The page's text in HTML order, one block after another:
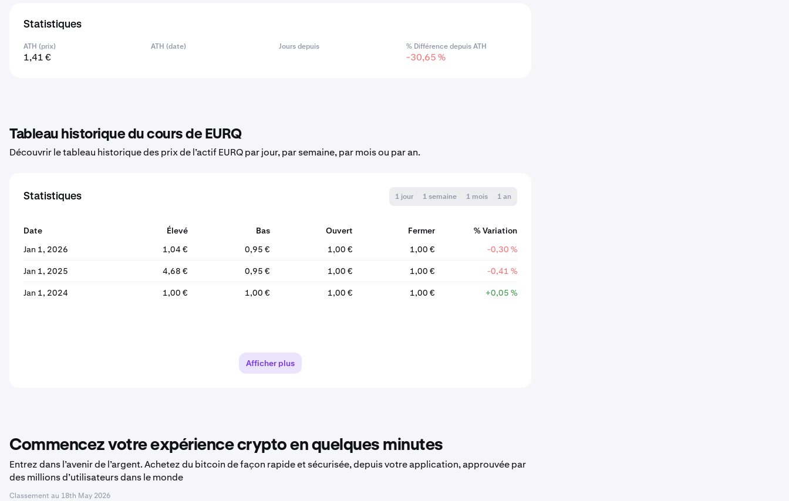
Statistiques
ATH (prix)
1,41 €
ATH (date) Jours depuis % Différence depuis ATH
-30,65 %
Tableau historique du cours de EURQ
Découvrir le tableau historique des prix de l’actif EURQ par jour, par semaine, par mois ou par an.
Statistiques 1 jour 1 semaine 1 mois 1 an
Date Élevé Bas Ouvert Fermer
% Variation
Jan 1, 2026
1,04 € 0,95 € 1,00 € 1,00 € -0,30 %
Jan 1, 2025 4,68 € 0,95 € 1,00 € 1,00 € -0,41 %
Jan 1, 2024 1,00 € 1,00 € 1,00 € 1,00 € +0,05 %
Afficher plus
Commencez votre expérience crypto en quelques minutes
Entrez dans l’avenir de l’argent. Achetez du bitcoin de façon rapide et sécurisée, depuis votre application, approuvée par
des millions d’utilisateurs dans le monde
Classement au 18th May 2026